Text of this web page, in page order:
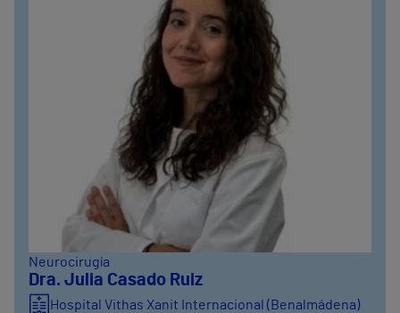
Neurocirugía
Dra. Julia Casado Ruiz
Hospital Vithas Xanit Internacional (Benalmádena)